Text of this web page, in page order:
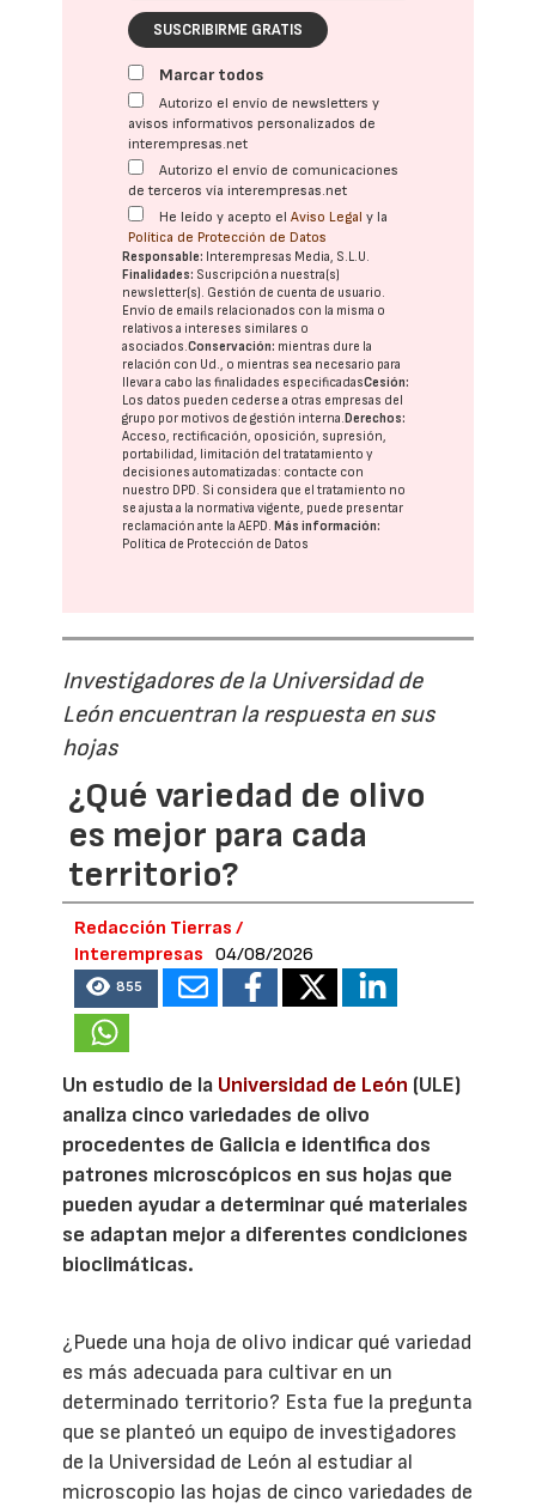
SUSCRIBIRME GRATIS
Marcar todos
Autorizo el envío de newsletters y
avisos informativos personalizados de
interempresas.net
Autorizo el envío de comunicaciones
de terceros vía interempresas.net
He leído y acepto elAviso Legal y la
Política de Protección de Datos
Responsable: Interempresas Media, S.L.U.
Finalidades: Suscripción a nuestra(s)
newsletter(s). Gestión de cuenta de usuario.
Envío de emails relacionados con la misma o
relativos a intereses similares o
asociados.Conservación: mientras dure la
relación con Ud., o mientras sea necesario para
llevar a cabo las finalidades especificadasCesión:
Los datos pueden cederse a otras empresas del
grupo por motivos de gestión interna.Derechos:
Acceso, rectificación, oposición, supresión,
portabilidad, limitación del tratatamiento y
decisiones automatizadas: contacte con
nuestro DPD. Si considera que el tratamiento no
se ajusta a la normativa vigente, puede presentar
reclamación ante laAEPD.Más información:
Política de Protección de Datos
Investigadores de la Universidad de
León encuentran la respuesta en sus
hojas
¿Qué variedad de olivo
es mejor para cada
territorio?
Redacción Tierras /
Interempresas
04/08/2026
855
Un estudio de la Universidad de León (ULE)
analiza cinco variedades de olivo
procedentes de Galicia e identifica dos
patrones microscópicos en sus hojas que
pueden ayudar a determinar qué materiales
se adaptan mejor a diferentes condiciones
bioclimáticas.
¿Puede una hoja de olivo indicar qué variedad
es más adecuada para cultivar en un
determinado territorio? Esta fue la pregunta
que se planteó un equipo de investigadores
de la Universidad de León al estudiar al
microscopio las hojas de cinco variedades de